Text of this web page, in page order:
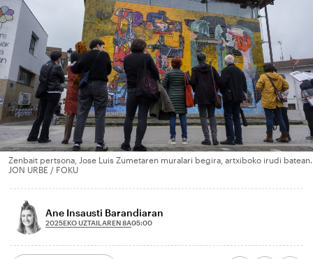
Zenbait pertsona, Jose Luis Zumetaren muralari begira, artxiboko irudi batean.
JON URBE / FOKU
Ane Insausti Barandiaran
2025EKO UZTAILAREN 8A05:00